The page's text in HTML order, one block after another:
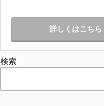
詳しくはこちら
検索